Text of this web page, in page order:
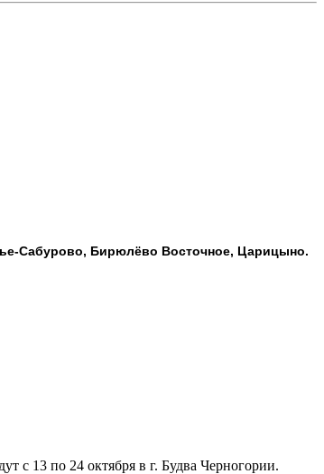
Сабурово, Бирюлёво Восточное, Царицыно.
с 13 по 24 октября в г. Будва Черногории.